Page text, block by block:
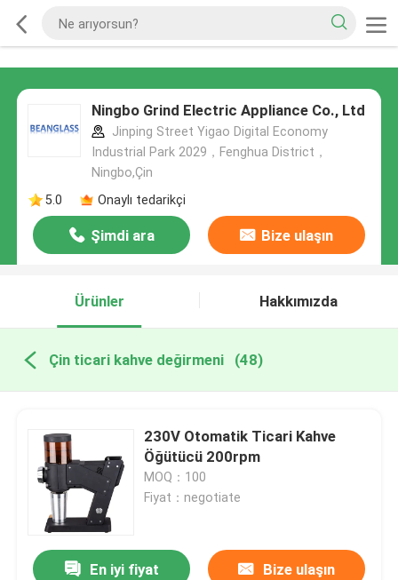
Ningbo Grind Electric Appliance Co., Ltd
Jinping Street Yigao Digital Economy
Industrial Park 2029，Fenghua District，
Ningbo,Çin
5.0
Onaylı tedarikçi
Şimdi ara Bize ulaşın
Ürünler Hakkımızda
Çin ticari kahve değirmeni (48)
230V Otomatik Ticari Kahve
Öğütücü 200rpm
MOQ：100
Fiyat：negotiate
En iyi fiyat Bize ulaşın